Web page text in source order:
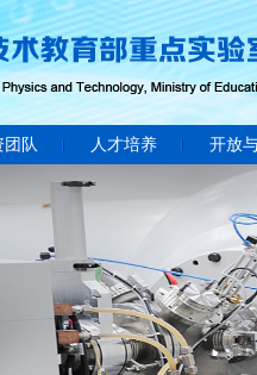
团队 人才培养 开放